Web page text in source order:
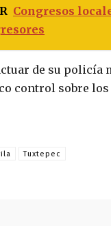
Congresos
de su policía
control sobre
Tuxtepec